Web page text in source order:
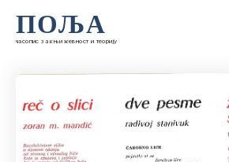
ПОЉА
часопис за књижевност и теорију